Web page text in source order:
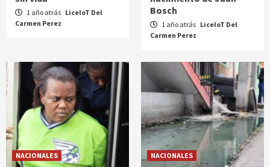
1 año atrás LiceloT Del
Carmen Perez
Bosch
1 año atrás LiceloT Del
Carmen Perez
NACIONALES NACIONALES